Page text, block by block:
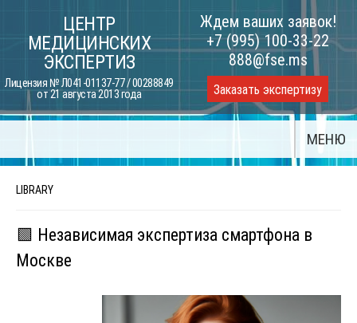
content
ЦЕНТР
МЕДИЦИНСКИХ
ЭКСПЕРТИЗ
Лицензия № Л041-01137-77 / 00288849
от 21 августа 2013 года
Ждем ваших заявок!
+7 (995) 100-33-22
888@fse.ms
Заказать экспертизу
МЕНЮ
LIBRARY
🟩 Независимая экспертиза смартфона в
Москве